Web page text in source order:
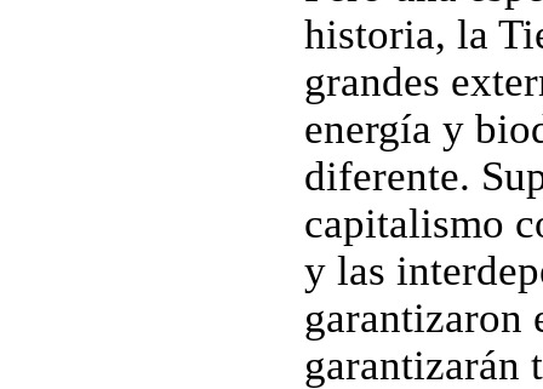
historia, la
grandes
energía y
diferente.
capitalismo
y las
garantizaron
garantizarán